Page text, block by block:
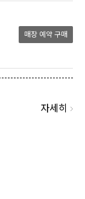
매장 예약 구매
자세히